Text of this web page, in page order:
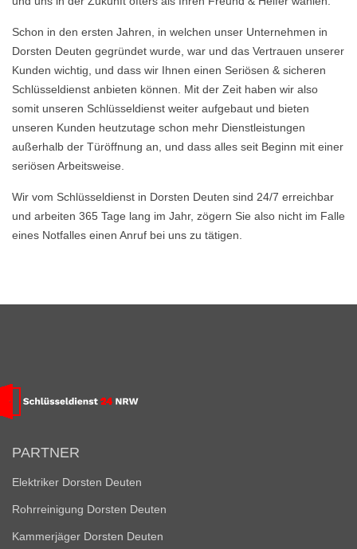
Schon in den ersten Jahren, in welchen unser Unternehmen in
Dorsten Deuten gegründet wurde, war und das Vertrauen unserer
Kunden wichtig, und dass wir Ihnen einen Seriösen & sicheren
Schlüsseldienst anbieten können. Mit der Zeit haben wir also
somit unseren Schlüsseldienst weiter aufgebaut und bieten
unseren Kunden heutzutage schon mehr Dienstleistungen
außerhalb der Türöffnung an, und dass alles seit Beginn mit einer
seriösen Arbeitsweise.
Wir vom Schlüsseldienst in Dorsten Deuten sind 24/7 erreichbar
und arbeiten 365 Tage lang im Jahr, zögern Sie also nicht im Falle
eines Notfalles einen Anruf bei uns zu tätigen.
PARTNER
Elektriker Dorsten Deuten
Rohrreinigung Dorsten Deuten
Kammerjäger Dorsten Deuten